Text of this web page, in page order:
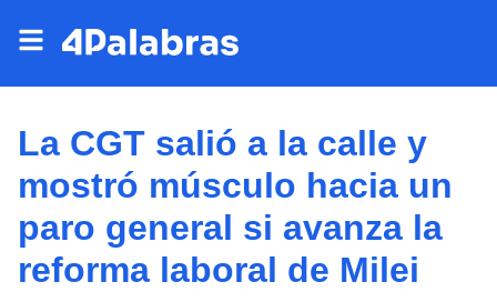
La CGT salió a la calle y
mostró músculo hacia un
paro general si avanza la
reforma laboral de Milei